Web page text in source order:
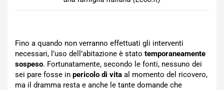
Fino a quando non verranno effettuati gli interventi
necessari, l’uso dell’abitazione è stato temporaneamente
sospeso. Fortunatamente, secondo le fonti, nessuno dei
sei pare fosse in pericolo di vita al momento del ricovero,
ma il dramma resta e anche le tante domande che